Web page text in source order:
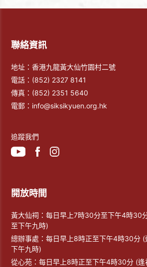
聯絡資訊
地址：香港九龍黃大仙竹園村二號
電話： (852) 2327 8141
傳真： (852) 2351 5640
電郵： info@siksikyuen.org.hk
追蹤我們
開放時間
黃大仙祠：每日早上7時30分至下午4時30
至下午九時)
總辦事處：每日早上8時正至下午4時30分 (
下午九時)
從心苑：每日早上8時正至下午4時30分 (逢